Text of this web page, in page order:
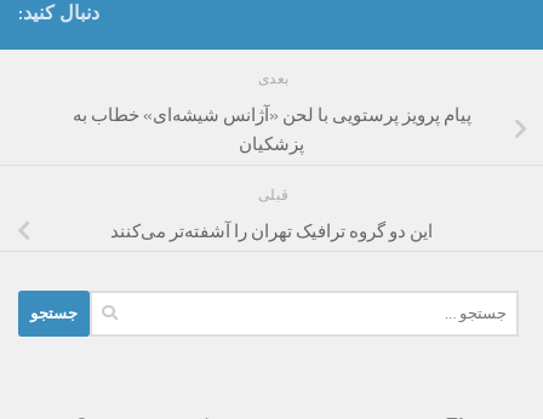
دنبال کنید:
بعدی
پیام پرویز پرستویی با لحن «آژانس شیشه‌ای» خطاب به
پزشکیان
قبلی
این دو گروه ترافیک تهران را آشفته‌تر می‌کنند
برای: